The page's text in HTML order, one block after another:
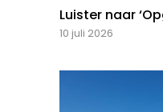
Luister naar
10 juli 2026